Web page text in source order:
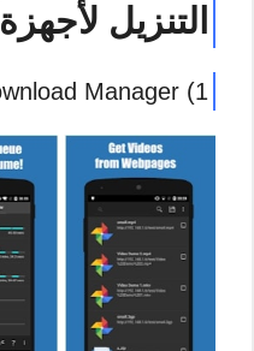
التنزيل لأجهزة Android
1) Turbo Download Manager